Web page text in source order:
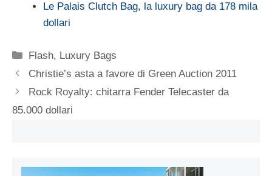
Le Palais Clutch Bag, la luxury bag da 178 mila
dollari
Categorie
Flash, Luxury Bags
Christie’s asta a favore di Green Auction 2011
Rock Royalty: chitarra Fender Telecaster da
85.000 dollari